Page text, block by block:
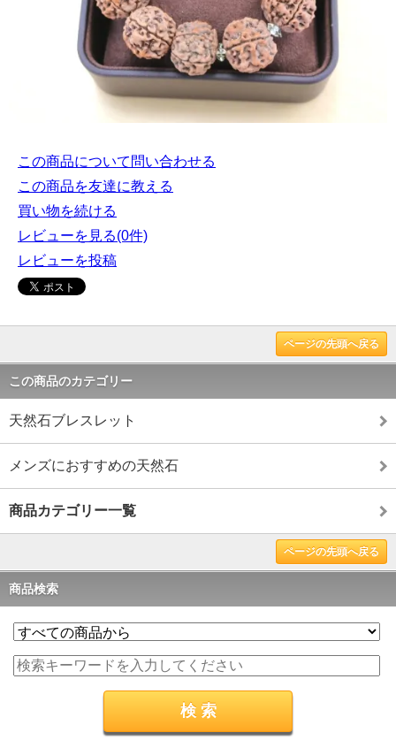
この商品について問い合わせる
この商品を友達に教える
買い物を続ける
レビューを見る(0件)
レビューを投稿
ページの先頭へ戻る
この商品のカテゴリー
天然石ブレスレット
メンズにおすすめの天然石
商品カテゴリー一覧
ページの先頭へ戻る
商品検索